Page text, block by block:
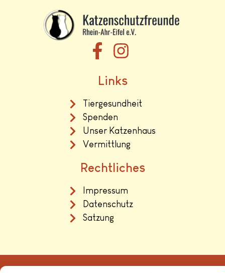
Links
Tiergesundheit
Spenden
Unser Katzenhaus
Vermittlung
Rechtliches
Impressum
Datenschutz
Satzung